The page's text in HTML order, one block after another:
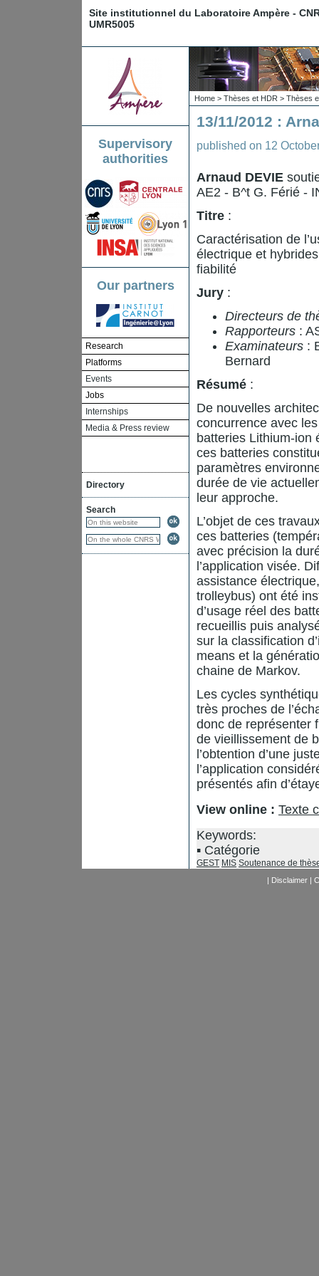
Site institutionnel du Laboratoire Ampère -
UMR5005
Supervisory
authorities
Our partners
Research
Platforms
Events
Jobs
Internships
Media & Press review
Directory
Search
Home > Thèses et HDR > Thèses
13/11/2012 :
published on 12
Arnaud DEVIE
AE2 - B^t G. Férié -
Titre :
Caractérisation de
électrique et
fiabilité
Jury :
Directeurs de
Rapporteurs :
Examinateurs :
Bernard
Résumé :
De nouvelles
concurrence avec
batteries Lithium-ion
ces batteries
paramètres
durée de vie
leur approche.
L’objet de ces
ces batteries
avec précision la
l’application visée.
assistance
trolleybus) ont été
d’usage réel des
recueillis puis
sur la classification
means et la
chaine de Markov.
Les cycles
très proches de
donc de représenter
de vieillissement de
l’obtention d’une
l’application
présentés afin
View online : Texte
Keywords:
Catégorie
GEST MIS Soutenance de
| Disclaimer|